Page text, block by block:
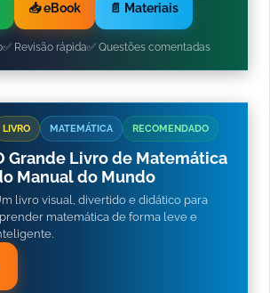
📥 eBook 📄 Materiais
✅ Revisão rápida✅ Questões comentadas
LIVRO MATEMÁTICA RECOMENDADO
Grande Livro de Matemática
Manual do Mundo
livro visual, divertido e didático para
matemática de forma leve e